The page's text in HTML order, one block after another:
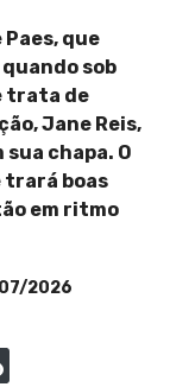
que
sob
trata de
Jane Reis,
sua chapa. O
trará boas
em ritmo
2026